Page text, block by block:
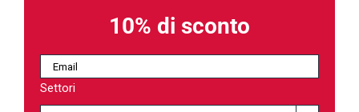
10% di sconto
Settori